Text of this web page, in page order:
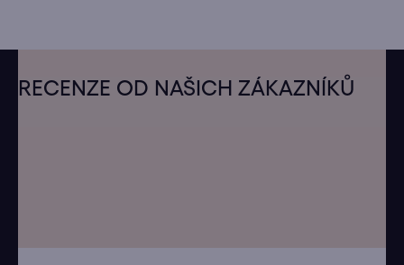
RECENZE OD NAŠICH ZÁKAZNÍKŮ